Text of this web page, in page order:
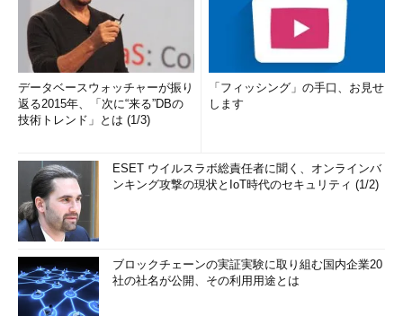
データベースウォッチャーが振り
返る2015年、「次に“来る”DBの
技術トレンド」とは (1/3)
「フィッシング」の手口、お見せ
します
ESET ウイルスラボ総責任者に聞く、オンラインバ
ンキング攻撃の現状とIoT時代のセキュリティ (1/2)
ブロックチェーンの実証実験に取り組む国内企業20
社の社名が公開、その利用用途とは